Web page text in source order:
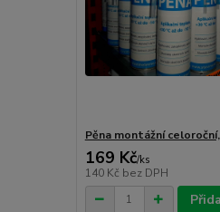
Pěna montážní
169 Kč/ks
140 Kč bez DPH